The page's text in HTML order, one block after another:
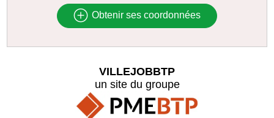
Obtenir ses coordonnées
VILLEJOBBTP
un site du groupe